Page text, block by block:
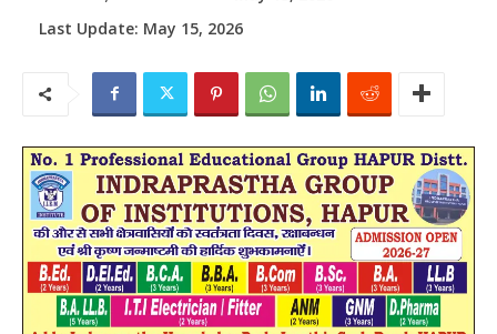
Last Update: May 15, 2026